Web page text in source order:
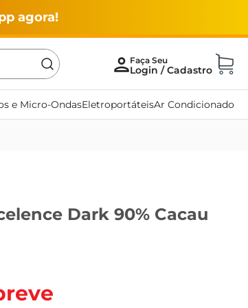
agora!
e Micro-OndasEletroportáteisAr Condicionado
Dark 90% Cacau